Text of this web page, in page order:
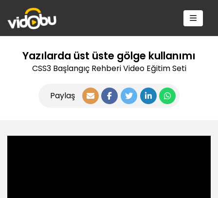
Yazılarda üst üste gölge kullanımı
CSS3 Başlangıç Rehberi Video Eğitim Seti
Paylaş